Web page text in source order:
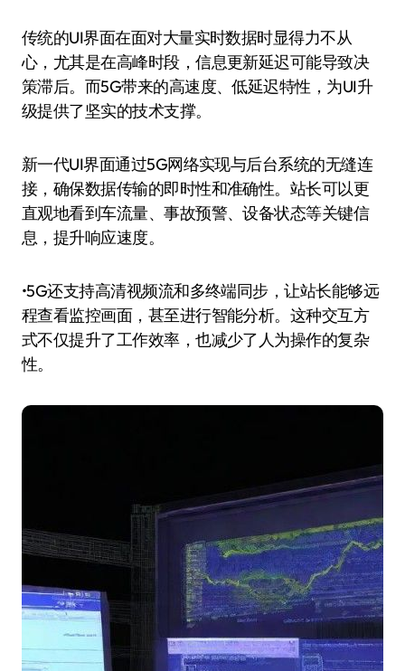
传统的UI界面在面对大量实时数据时显得力不从
心，尤其是在高峰时段，信息更新延迟可能导致决
策滞后。而5G带来的高速度、低延迟特性，为UI升
级提供了坚实的技术支撑。
新一代UI界面通过5G网络实现与后台系统的无缝连
接，确保数据传输的即时性和准确性。站长可以更
直观地看到车流量、事故预警、设备状态等关键信
息，提升响应速度。
•5G还支持高清视频流和多终端同步，让站长能够远
程查看监控画面，甚至进行智能分析。这种交互方
式不仅提升了工作效率，也减少了人为操作的复杂
性。